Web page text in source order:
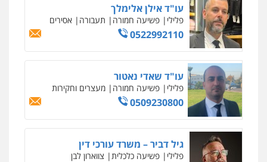
דוד אפרים משרד עורכי דין
פלילי צווארון לבן מס הכנסה מע"מ
0506209859
עדי כרמלי – חברת עו"ד
פלילי כלכלי עורכי דין לענייני אסירים
0525060666
גיא זהבי משרד עורכי דין
פלילי משפחה